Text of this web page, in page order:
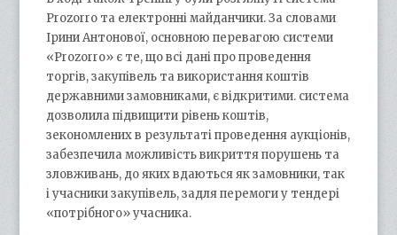
Рrozorrо та електронні майданчики. За словами
Ірини Антонової, основною перевагою системи
«Рrozorrо» є те, що всі дані про проведення
торгів, закупівель та використання коштів
державними замовниками, є відкритими. система
дозволила підвищити рівень коштів,
зекономлених в результаті проведення аукціонів,
забезпечила можливість викриття порушень та
зловживань, до яких вдаються як замовники, так
і учасники закупівель, задля перемоги у тендері
«потрібного» учасника.